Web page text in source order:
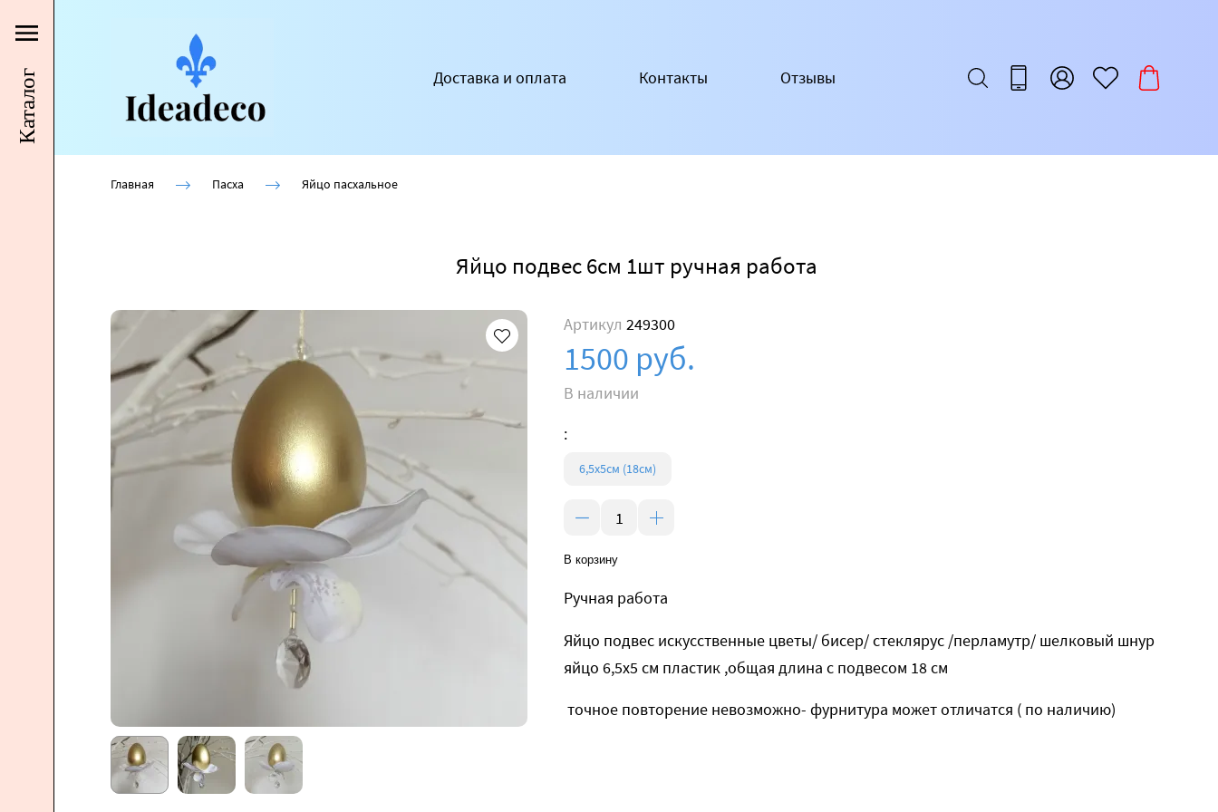
Доставка и оплата Контакты Отзывы
Каталог
Главная Пасха Яйцо пасхальное
Яйцо подвес 6см 1шт ручная работа
Артикул 249300
1500 руб.
В наличии
:
6,5х5см (18cм)
В корзину
Ручная работа
Яйцо подвес искусственные цветы/ бисер/ стеклярус /перламутр/ шелковый шнур
яйцо 6,5х5 см пластик ,общая длина с подвесом 18 см
точное повторение невозможно- фурнитура может отличатся ( по наличию)